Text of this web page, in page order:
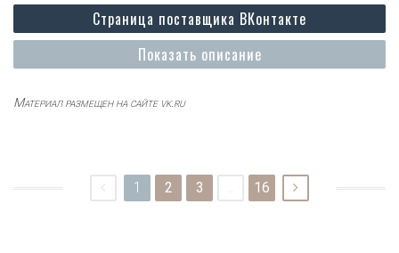
Показать описание
Страница поставщика ВКонтакте
Материал размещен на сайте vk.ru
1 2 3 16